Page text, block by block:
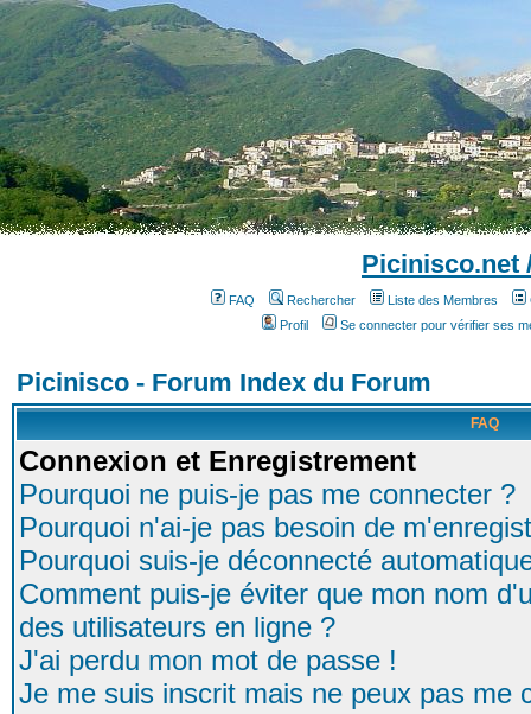
Picinisco.net
FAQ Rechercher Liste des Membres
Profil
Se connecter pour vérifier ses
Picinisco - Forum Index du Forum
FAQ
Connexion et Enregistrement
Pourquoi ne puis-je pas me connecter ?
Pourquoi n'ai-je pas besoin de
Pourquoi suis-je déconnecté
Comment puis-je éviter que mon nom
des utilisateurs en ligne ?
J'ai perdu mon mot de passe !
Je me suis inscrit mais ne peux pas me